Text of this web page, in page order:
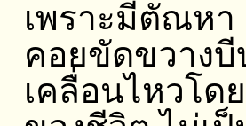
เพราะมีตัณหา
คอยขัดขวางบี
เคลื่อนไหวโด